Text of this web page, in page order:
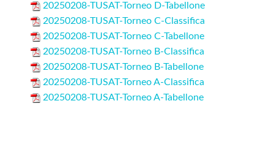
20250208-TUSAT-Torneo D-Tabellone
20250208-TUSAT-Torneo C-Classifica
20250208-TUSAT-Torneo C-Tabellone
20250208-TUSAT-Torneo B-Classifica
20250208-TUSAT-Torneo B-Tabellone
20250208-TUSAT-Torneo A-Classifica
20250208-TUSAT-Torneo A-Tabellone